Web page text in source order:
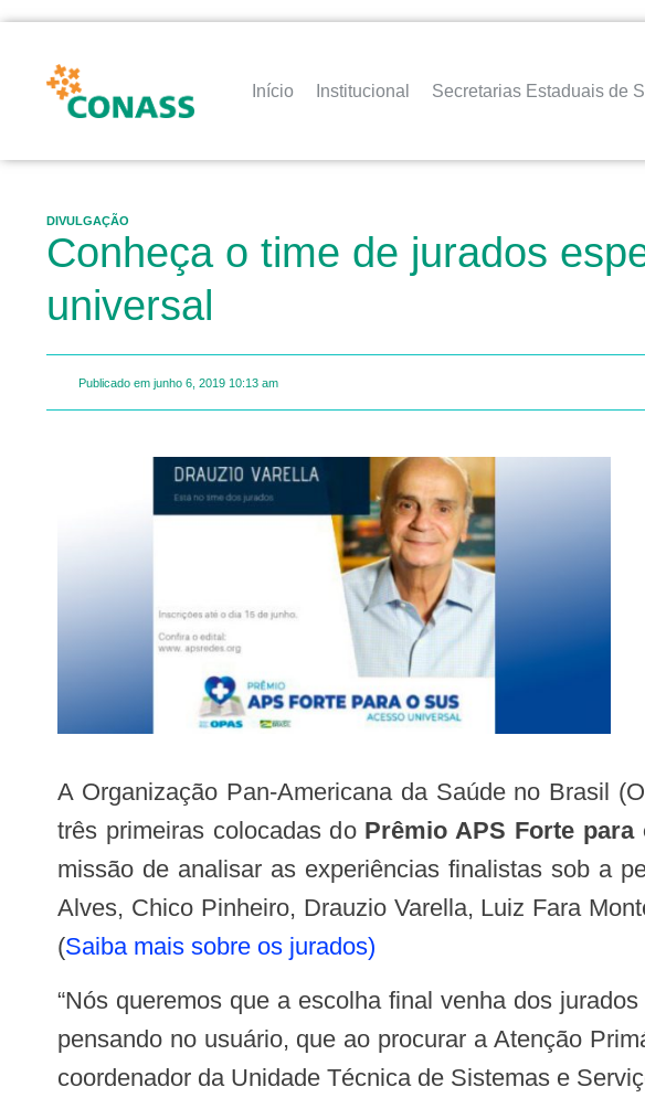
Início Institucional Secretarias Estaduais de
DIVULGAÇÃO
Conheça o time de jurados
universal
Publicado em junho 6, 2019 10:13 am
A Organização Pan-Americana da Saúde no Brasil
três primeiras colocadas do Prêmio APS Forte
missão de analisar as experiências finalistas sob a
Alves, Chico Pinheiro, Drauzio Varella, Luiz Fara
(Saiba mais sobre os jurados)
“Nós queremos que a escolha final venha dos jurados comunicadores que terão o desafio de analisar as experiências finalistas
pensando no usuário, que ao procurar a Atenção
coordenador da Unidade Técnica de Sistemas e